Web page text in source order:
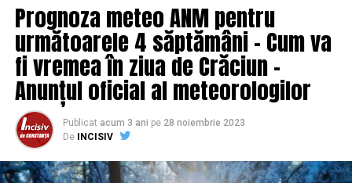
Prognoza meteo ANM pentru
următoarele 4 săptămâni – Cum va
fi vremea în ziua de Crăciun –
Anunțul oficial al meteorologilor
Publicat acum 3 ani pe 28 noiembrie 2023
De
INCISIV